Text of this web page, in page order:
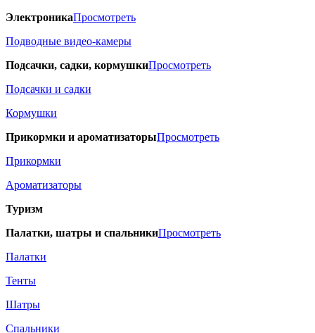
ЭлектроникаПросмотреть
Подводные видео-камеры
Подсачки, садки, кормушкиПросмотреть
Подсачки и садки
Кормушки
Прикормки и ароматизаторыПросмотреть
Прикормки
Ароматизаторы
Туризм
Палатки, шатры и спальникиПросмотреть
Палатки
Тенты
Шатры
Спальники